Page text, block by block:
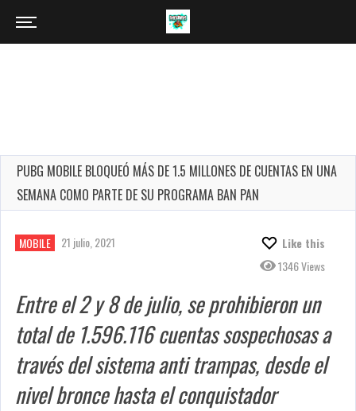
PUBG MOBILE BLOQUEÓ MÁS DE 1.5 MILLONES DE CUENTAS EN UNA
SEMANA COMO PARTE DE SU PROGRAMA BAN PAN
MOBILE 21 julio, 2021
Like this
1346 Views
Entre el 2 y 8 de julio, se prohibieron un
total de 1.596.116 cuentas sospechosas a
través del sistema anti trampas, desde el
nivel bronce hasta el conquistador